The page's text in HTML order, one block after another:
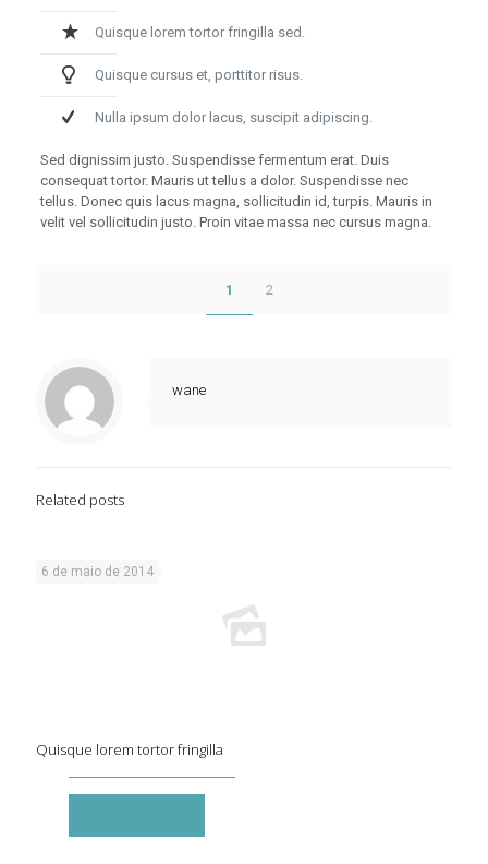
Quisque lorem tortor fringilla sed.
Quisque cursus et, porttitor risus.
Nulla ipsum dolor lacus, suscipit adipiscing.
Sed dignissim justo. Suspendisse fermentum erat. Duis
consequat tortor. Mauris ut tellus a dolor. Suspendisse nec
tellus. Donec quis lacus magna, sollicitudin id, turpis. Mauris in
velit vel sollicitudin justo. Proin vitae massa nec cursus magna.
1 2
wane
Related posts
6 de maio de 2014
Quisque lorem tortor fringilla